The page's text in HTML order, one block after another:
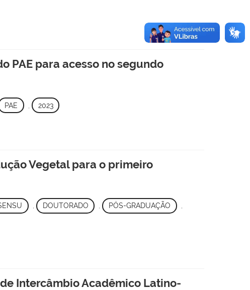
PAE para acesso no segundo
PAE 2023
Vegetal para o primeiro
, DOUTORADO , PÓS-GRADUAÇÃO ,
Intercâmbio Acadêmico Latino-